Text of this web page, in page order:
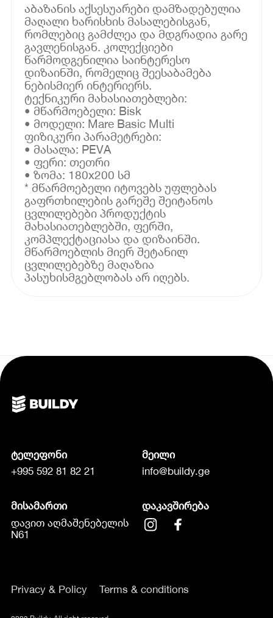
აბაზანის აქსესუარები დამზადებულია
მაღალი ხარისხის მასალებისგან,
რომლებიც გამძლეა და მდგრადია გარე
გავლენისგან. კოლექციები
წარმოდგენილია საინტერესო
დიზაინში, რომელიც შეესაბამება
ნებისმიერ ინტერიერს.
ტექნიკური მახასიათებლები:
• მწარმოებელი: Bisk
• მოდელი: Mare Basic Multi
ფიზიკური პარამეტრები:
• მასალა: PEVA
• ფერი: თეთრი
• ზომა: 180x200 სმ
* მწარმოებელი იტოვებს უფლებას
გაფრთხილების გარეშე შეიტანოს
ცვლილებები პროდუქტის
მახასიათებლებში, ფერში,
კომპლექტაციასა და დიზაინში.
მწარმოებლის მიერ შეტანილ
ცვლილებებზე მაღაზია
პასუხისმგებლობას არ იღებს.
ტელეფონი
+995 592 81 82 21
მეილი
info@buildy.ge
მისამართი
დავით აღმაშენებელის
N61
დაკავშირება
Privacy & Policy Terms & conditions